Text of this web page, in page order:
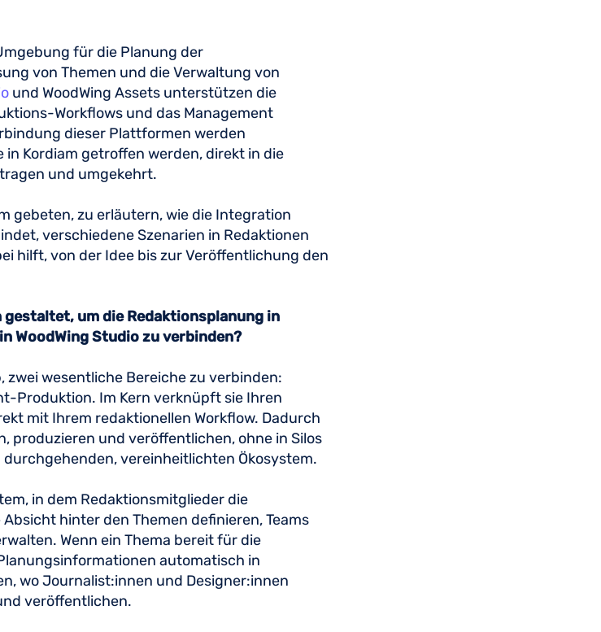
für die Planung der
von Themen und die Verwaltung von
und WoodWing Assets unterstützen die
Workflows und das Management
dieser Plattformen werden
Kordiam getroffen werden, direkt in die
und umgekehrt.
gebeten, zu erläutern, wie die Integration
verschiedene Szenarien in Redaktionen
hilft, von der Idee bis zur Veröffentlichung den
um die Redaktionsplanung in
WoodWing Studio zu verbinden?
zwei wesentliche Bereiche zu verbinden:
Produktion. Im Kern verknüpft sie Ihren
mit Ihrem redaktionellen Workflow. Dadurch
produzieren und veröffentlichen, ohne in Silos
vereinheitlichten Ökosystem.
in dem Redaktionsmitglieder die
hinter den Themen definieren, Teams
Wenn ein Thema bereit für die
automatisch in
wo Journalist:innen und Designer:innen
veröffentlichen.